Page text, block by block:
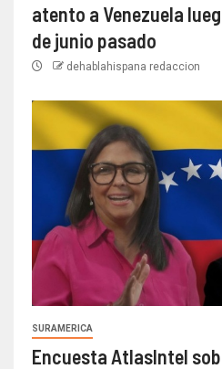
atento a Venezuela
de junio pasado
dehablahispana redaccion
SURAMERICA
Encuesta AtlasIntel